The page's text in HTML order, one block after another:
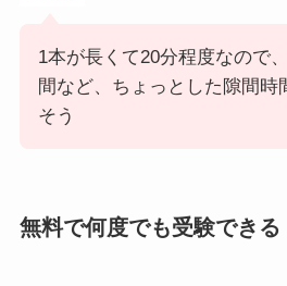
1本が長くて20分程度なので
間など、ちょっとした隙間時
そう
無料で何度でも受験できる